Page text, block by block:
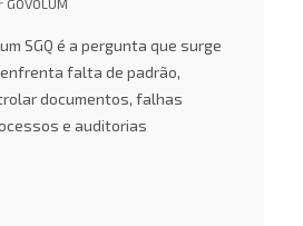
GOVOLUM
SGQ é a pergunta que surge
falta de padrão,
documentos, falhas
e auditorias